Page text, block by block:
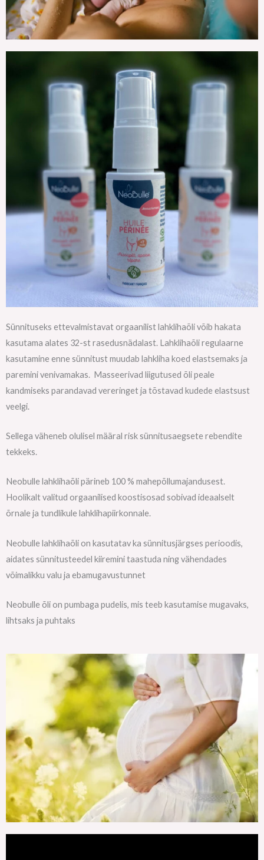
Sünnituseks ettevalmistavat orgaanilist lahklihaõli võib hakata
kasutama alates 32-st rasedusnädalast. Lahklihaõli regulaarne
kasutamine enne sünnitust muudab lahkliha koed elastsemaks ja
paremini venivamakas. Masseerivad liigutused õli peale
kandmiseks parandavad vereringet ja tõstavad kudede elastsust
veelgi.
Sellega väheneb olulisel määral risk sünnitusaegsete rebendite
tekkeks.
Neobulle lahklihaõli pärineb 100 % mahepõllumajandusest.
Hoolikalt valitud orgaanilised koostisosad sobivad ideaalselt
õrnale ja tundlikule lahklihapiirkonnale.
Neobulle lahklihaõli on kasutatav ka sünnitusjärgses perioodis,
aidates sünnitusteedel kiiremini taastuda ning vähendades
võimalikku valu ja ebamugavustunnet
Neobulle õli on pumbaga pudelis, mis teeb kasutamise mugavaks,
lihtsaks ja puhtaks